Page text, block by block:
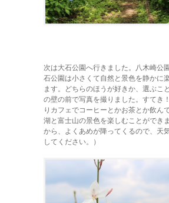
次は大石公園へ行きました。八木崎公
石公園は小さくて自然と景色を静かに
ます。どちらのほうが好きか、選ぶこ
の壁の前で写真を撮りました。すてき
りカフェでコーヒーとかお茶とか飲ん
湖と富士山の景色を楽しむことができ
から、よくあめが降ってくるので、天
してください。）